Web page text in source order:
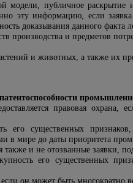
модели, публичное
эту информацию, если
доказывания данного факта
производства и предметов
и животных, а также их
правовая
его существенных
в мире до даты приоритета
и не отозванные заявки,
его существенных
он может быть многократно